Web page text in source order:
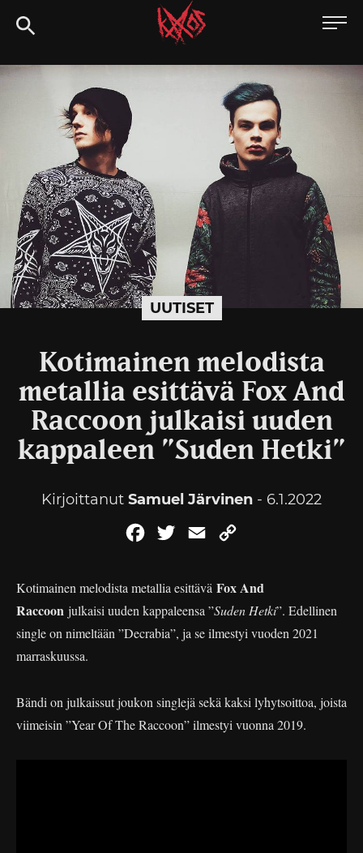
Siirry
suoraan
Kaaoszine
UUTISET
Kotimainen melodista
metallia esittävä Fox And
Raccoon julkaisi uuden
kappaleen ”Suden Hetki”
Kirjoittanut Samuel Järvinen - 6.1.2022
FacebookTwitterEmail
Kotimainen melodista metallia esittävä Fox And
Raccoon julkaisi uuden kappaleensa ”Suden Hetki”. Edellinen
single on nimeltään ”Decrabia”, ja se ilmestyi vuoden 2021
marraskuussa.
Bändi on julkaissut joukon singlejä sekä kaksi lyhytsoittoa, joista
viimeisin ”Year Of The Raccoon” ilmestyi vuonna 2019.